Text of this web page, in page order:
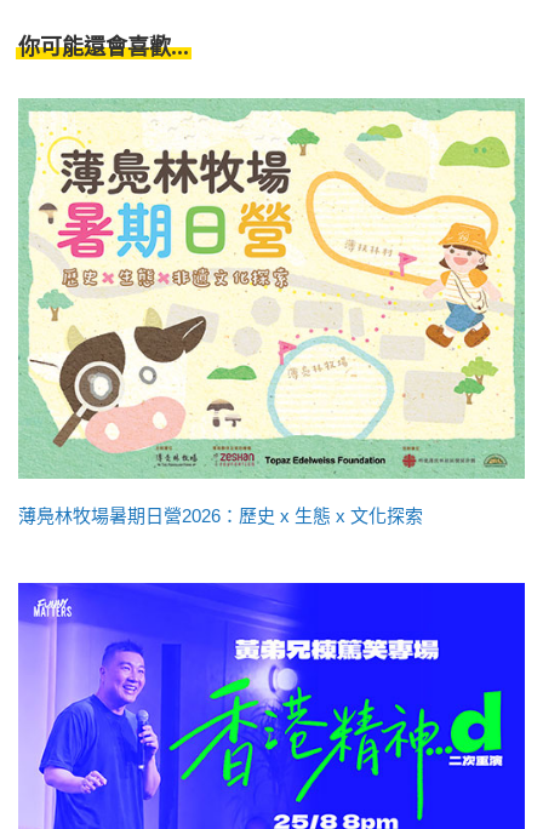
你可能還會喜歡...
薄鳧林牧場暑期日營2026：歷史 x 生態 x 文化探索